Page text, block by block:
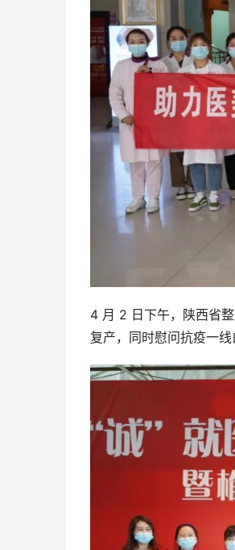
4 月 2 日下午，陕西省
复产，同时慰问抗疫一